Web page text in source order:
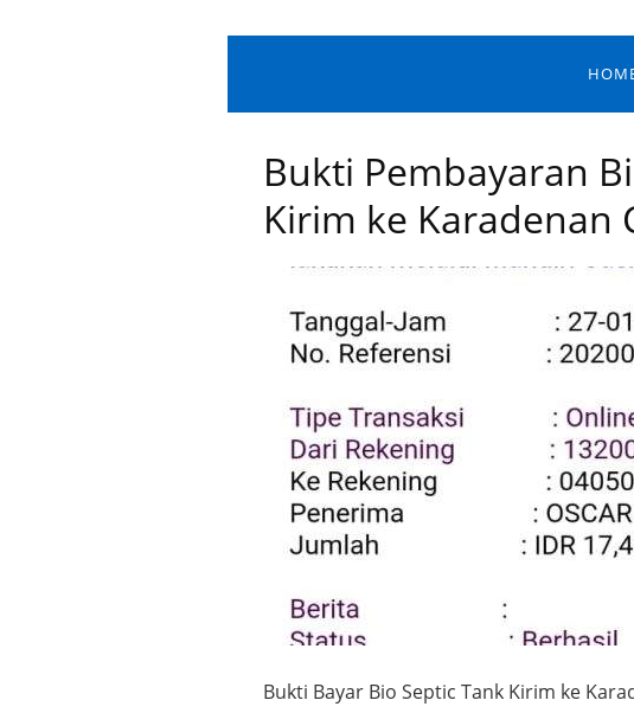
Bukti Pembayaran
Kirim ke Karadenan
Bukti Bayar Bio Septic Tank Kirim ke